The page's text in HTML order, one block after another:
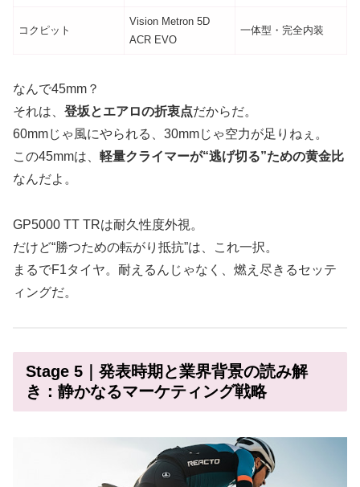
コクピット
Vision Metron 5D
ACR EVO
一体型・完全内装
なんで45mm？
それは、 登坂とエアロの折衷点だからだ。
60mmじゃ風にやられる、30mmじゃ空力が足りねぇ。
この45mmは、 軽量クライマーが“逃げ切る”ための黄金比
なんだよ。
GP5000 TT TRは耐久性度外視。
だけど“勝つための転がり抵抗”は、これ一択。
まるでF1タイヤ。耐えるんじゃなく、燃え尽きるセッテ
ィングだ。
Stage 5｜発表時期と業界背景の読み解
き：静かなるマーケティング戦略